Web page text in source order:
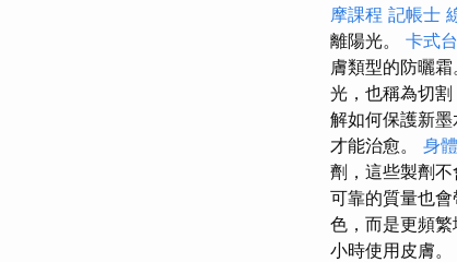
摩課程 記帳士
離陽光。 卡式
膚類型的防曬
光，也稱為切割
解如何保護新墨
才能治愈。 身
劑，這些製劑
可靠的質量也會
色，而是更頻繁
小時使用皮膚。